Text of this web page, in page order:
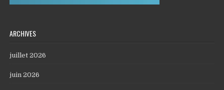
ARCHIVES
juillet 2026
juin 2026